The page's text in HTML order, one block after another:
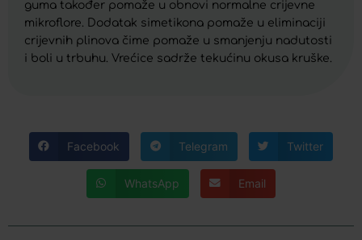
guma također pomaže u obnovi normalne crijevne
mikroflore. Dodatak simetikona pomaže u eliminaciji
crijevnih plinova čime pomaže u smanjenju nadutosti
i boli u trbuhu. Vrećice sadrže tekućinu okusa kruške.
Facebook Telegram Twitter
WhatsApp Email